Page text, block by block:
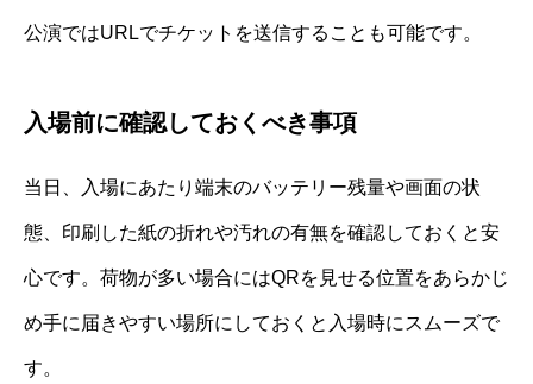
公演ではURLでチケットを送信することも可能です。
入場前に確認しておくべき事項
当日、入場にあたり端末のバッテリー残量や画面の状
態、印刷した紙の折れや汚れの有無を確認しておくと安
心です。荷物が多い場合にはQRを見せる位置をあらかじ
め手に届きやすい場所にしておくと入場時にスムーズで
す。